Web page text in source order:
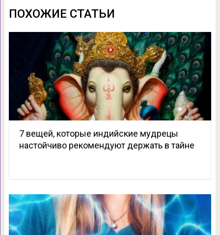
ПОХОЖИЕ СТАТЬИ
7 вещей, которые индийские мудрецы
настойчиво рекомендуют держать в тайне